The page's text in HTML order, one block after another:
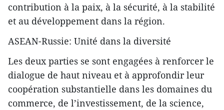
contribution à la paix, à la sécurité, à la stabilité
et au développement dans la région.
ASEAN-Russie: Unité dans la diversité
Les deux parties se sont engagées à renforcer le
dialogue de haut niveau et à approfondir leur
coopération substantielle dans les domaines du
commerce, de l’investissement, de la science,